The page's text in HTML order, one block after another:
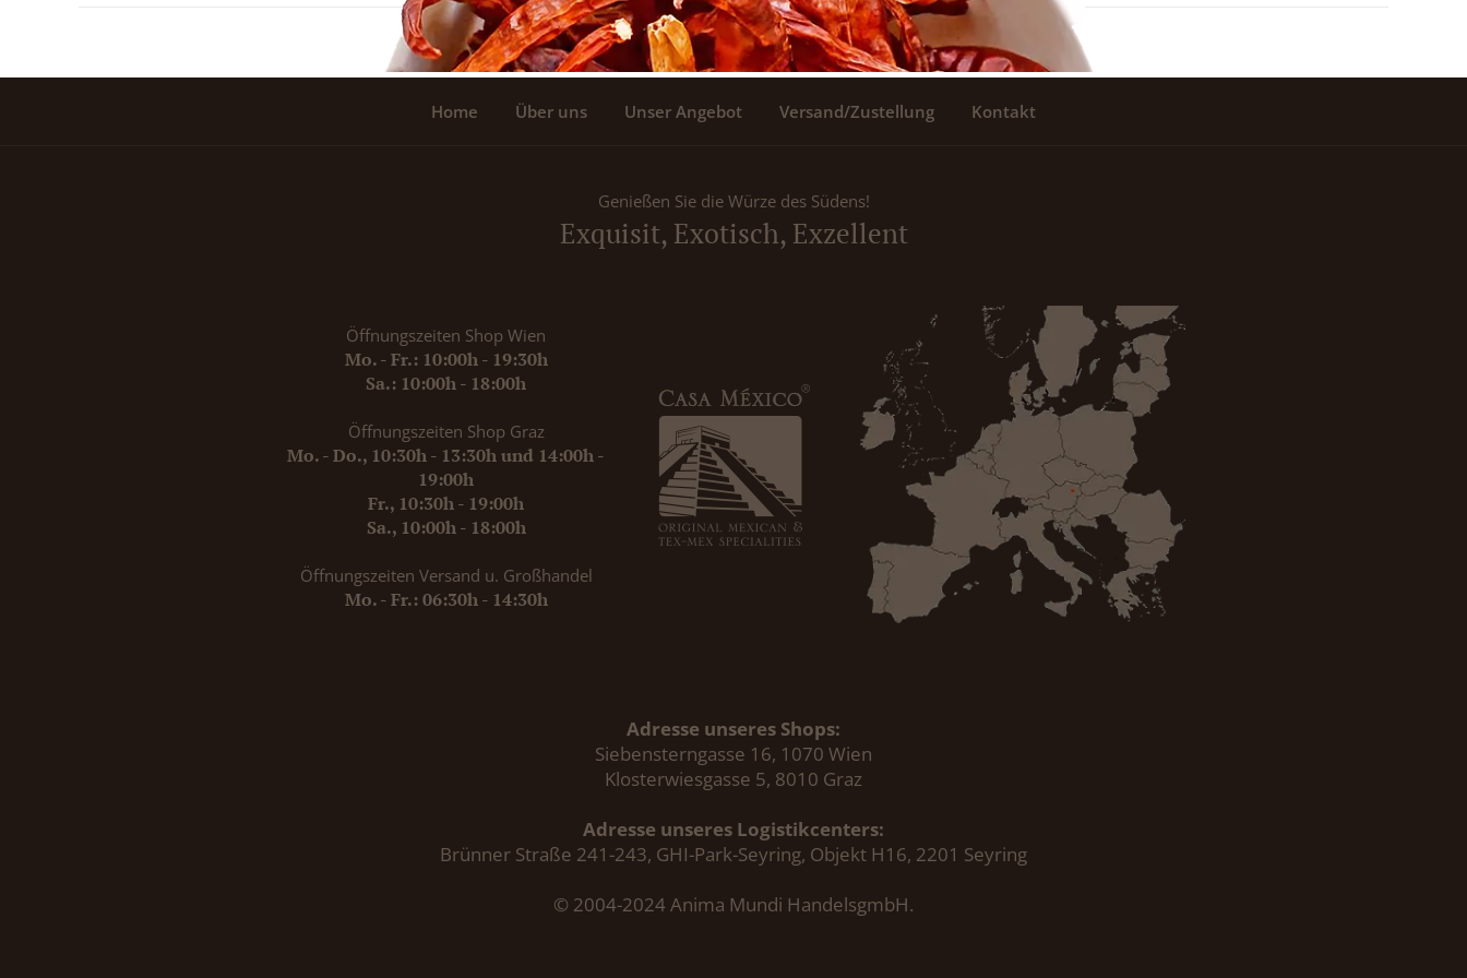
Home Über uns Unser Angebot Versand/Zustellung Kontakt
Genießen Sie die Würze des Südens!
Exquisit, Exotisch, Exzellent
Öffnungszeiten Shop Wien
Mo. - Fr.: 10:00h - 19:30h
Sa.: 10:00h - 18:00h
Öffnungszeiten Shop Graz
Mo. - Do., 10:30h - 13:30h und 14:00h -
19:00h
Fr., 10:30h - 19:00h
Sa., 10:00h - 18:00h
Öffnungszeiten Versand u. Großhandel
Mo. - Fr.: 06:30h - 14:30h
Adresse unseres Shops:
Siebensterngasse 16, 1070 Wien
Klosterwiesgasse 5, 8010 Graz
Adresse unseres Logistikcenters:
Brünner Straße 241-243, GHI-Park-Seyring, Objekt H16, 2201 Seyring
© 2004-2024 Anima Mundi HandelsgmbH.